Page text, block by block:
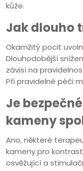
kůže.
Jak dlouho
Okamžitý pocit
Dlouhodobější
závisí na
Při pravidelné péči
Je
kameny
Ano, některé
kameny pro
osvěžující a